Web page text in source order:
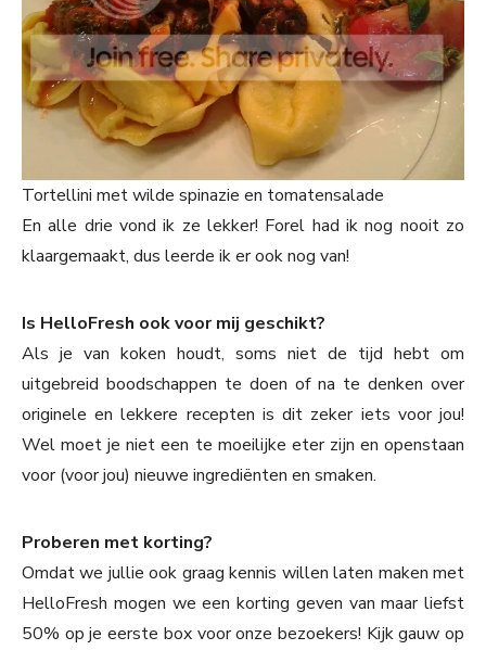
Tortellini met wilde spinazie en tomatensalade
En alle drie vond ik ze lekker! Forel had ik nog nooit zo
klaargemaakt, dus leerde ik er ook nog van!
Is HelloFresh ook voor mij geschikt?
Als je van koken houdt, soms niet de tijd hebt om
uitgebreid boodschappen te doen of na te denken over
originele en lekkere recepten is dit zeker iets voor jou!
Wel moet je niet een te moeilijke eter zijn en openstaan
voor (voor jou) nieuwe ingrediënten en smaken.
Proberen met korting?
Omdat we jullie ook graag kennis willen laten maken met
HelloFresh mogen we een korting geven van maar liefst
50% op je eerste box voor onze bezoekers! Kijk gauw op